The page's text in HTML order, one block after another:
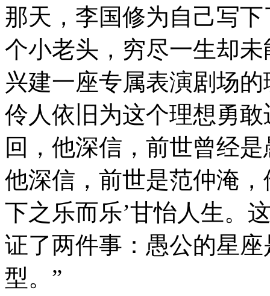
那天，李国修为自己写
个小老头，穷尽一生却
兴建一座专属表演剧场
伶人依旧为这个理想勇
回，他深信，前世曾经
他深信，前世是范仲淹
下之乐而乐’甘怡人生。
证了两件事：愚公的星
型。”